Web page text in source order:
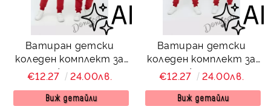
Ватиран детски
коледен комплект за
момче/момиче от
блуза в червено със
снежен човек и надпис
€12.27 24.00лв.
Виж детайли
Ватиран детски
коледен комплект за
момче/момиче от
блуза с коледна
картинка и надпис и
€12.27 24.00лв.
Виж детайли